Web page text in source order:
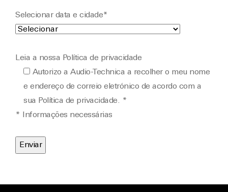
Selecionar data e cidade*
Leia a nossa Política de privacidade
Autorizo a Audio-Technica a recolher o meu nome
e endereço de correio eletrónico de acordo com a
sua Política de privacidade. *
* Informações necessárias